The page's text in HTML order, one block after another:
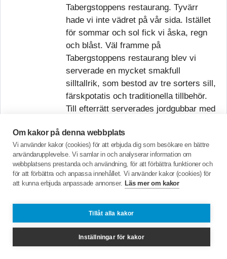
Om kakor på denna webbplats
Vi använder kakor (cookies) för att erbjuda dig som besökare en bättre
användarupplevelse. Vi samlar in och analyserar information om
webbplatsens prestanda och användning, för att förbättra funktioner och
för att förbättra och anpassa innehållet. Vi använder kakor (cookies) för
att kunna erbjuda anpassade annonser. Läs mer om kakor
Tillåt alla kakor
Inställningar för kakor
Tabergstoppens restaurang. Tyvärr
hade vi inte vädret på vår sida. Istället
för sommar och sol fick vi åska, regn
och blåst. Väl framme på
Tabergstoppens restaurang blev vi
serverade en mycket smakfull
silltallrik, som bestod av tre sorters sill,
färskpotatis och traditionella tillbehör.
Till efterrätt serverades jordgubbar med
fick oss delvis att glömma att vi
missade den fantastiska utsikten från
Taberg. Nöjda, mätta och belåtna vände
vi åter till Lindgården. Det var första
gången SPF Seniorerna
Tabergstoppen men det kan mycket väl
bli en tradition.